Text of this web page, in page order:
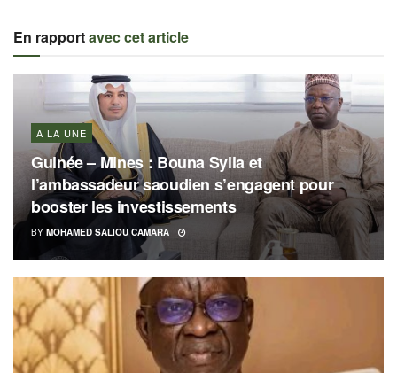
En rapportavec cet article
A LA UNE
Guinée – Mines : Bouna Sylla et
l’ambassadeur saoudien s’engagent pour
booster les investissements
BY MOHAMED SALIOU CAMARA